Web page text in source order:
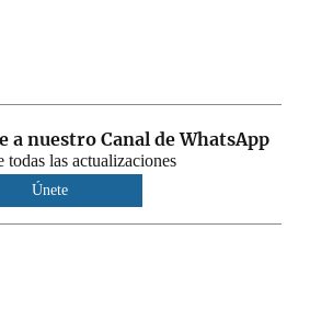
a nuestro Canal de WhatsApp
todas las actualizaciones
Únete